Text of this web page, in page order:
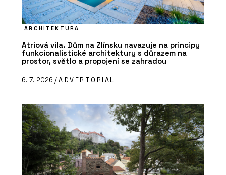
ARCHITEKTURA
Atriová vila. Dům na Zlínsku navazuje na principy
funkcionalistické architektury s důrazem na
prostor, světlo a propojení se zahradou
6. 7. 2026 /ADVERTORIAL